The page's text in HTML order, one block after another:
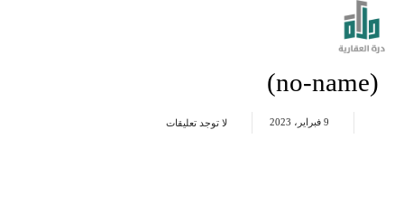
(no-name)
9 فبراير، 2023 لا توجد تعليقات